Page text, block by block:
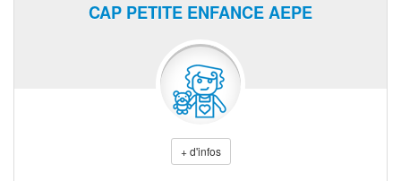
CAP PETITE ENFANCE AEPE
+ d'infos